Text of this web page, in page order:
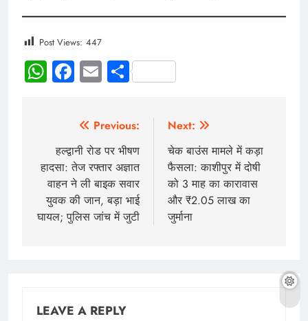
Post Views: 447
WhatsApp
Facebook
EmailShare
Previous:
हल्द्वानी रोड पर भीषण
हादसा: तेज रफ्तार अज्ञात
वाहन ने ली बाइक सवार
युवक की जान, बड़ा भाई
घायल; पुलिस जांच में जुटी
Next:
चेक बाउंस मामले में कड़ा
फैसला: काशीपुर में दोषी
को 3 माह का कारावास
और ₹2.05 लाख का
जुर्माना
LEAVE A REPLY